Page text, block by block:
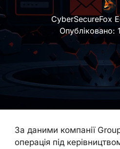
CyberSecureFox
Опубліковано:
За даними компанії
операція під